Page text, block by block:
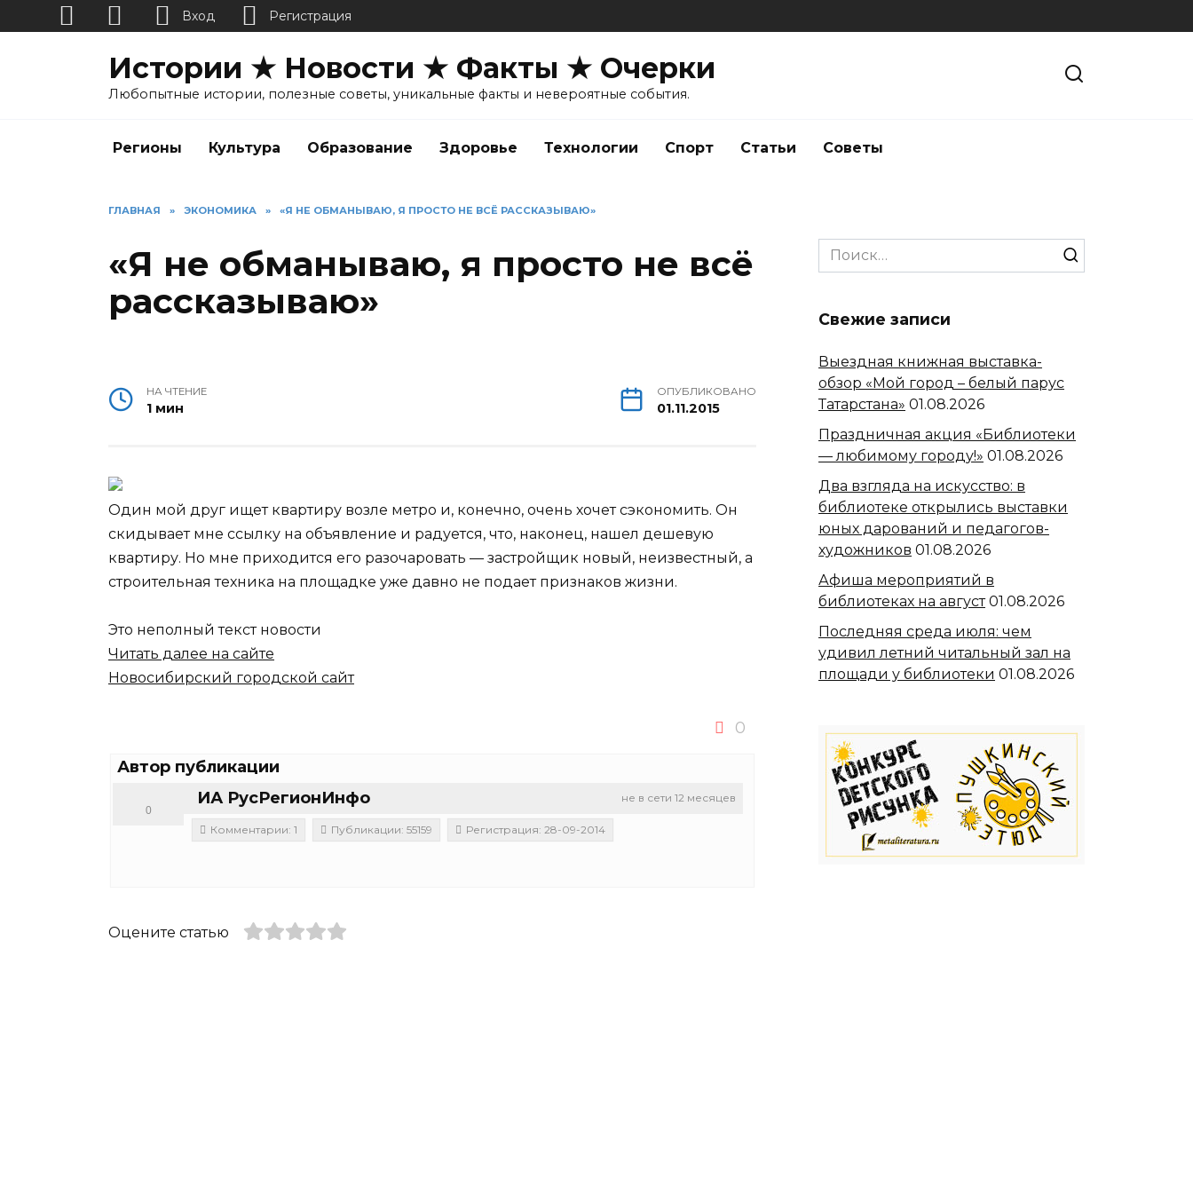
Истории ★ Новости ★ Факты ★ Очерки
Любопытные истории, полезные советы, уникальные факты и невероятные события.
Регионы Культура Образование Здоровье Технологии Спорт Статьи Советы
ГЛАВНАЯ » ЭКОНОМИКА » «Я НЕ ОБМАНЫВАЮ, Я ПРОСТО НЕ ВСЁ РАССКАЗЫВАЮ»
«Я не обманываю, я просто не всё
рассказываю»
НА ЧТЕНИЕ
1 мин
ОПУБЛИКОВАНО
01.11.2015
Один мой друг ищет квартиру возле метро и, конечно, очень хочет сэкономить. Он
скидывает мне ссылку на объявление и радуется, что, наконец, нашел дешевую
квартиру. Но мне приходится его разочаровать — застройщик новый, неизвестный, а
строительная техника на площадке уже давно не подает признаков жизни.
Это неполный текст новости
Читать далее на сайте
Новосибирский городской сайт
0
Автор публикации
не в сети 12 месяцев
ИА РусРегионИнфо
0
Комментарии: 1 Публикации: 55159 Регистрация: 28-09-2014
Оцените статью
Search
for:
Свежие записи
Выездная книжная выставка-
обзор «Мой город – белый парус
Татарстана» 01.08.2026
Праздничная акция «Библиотеки
— любимому городу!» 01.08.2026
Два взгляда на искусство: в
библиотеке открылись выставки
юных дарований и педагогов-
художников 01.08.2026
Афиша мероприятий в
библиотеках на август 01.08.2026
Последняя среда июля: чем
удивил летний читальный зал на
площади у библиотеки 01.08.2026
Вход Регистрация